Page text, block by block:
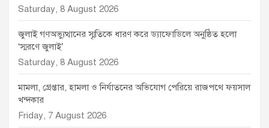
Saturday, 8 August 2026
জুলাই গণঅভ্যুত্থানের স্মৃতিকে ধারণ করে ড্যাফোডিলে অনুষ্ঠিত হলো
‘স্মরণে জুলাই’
Saturday, 8 August 2026
মামলা, গ্রেপ্তার, হামলা ও নির্যাতনের অভিযোগ পেরিয়ে রাজপথে ফয়সাল
খন্দকার
Friday, 7 August 2026